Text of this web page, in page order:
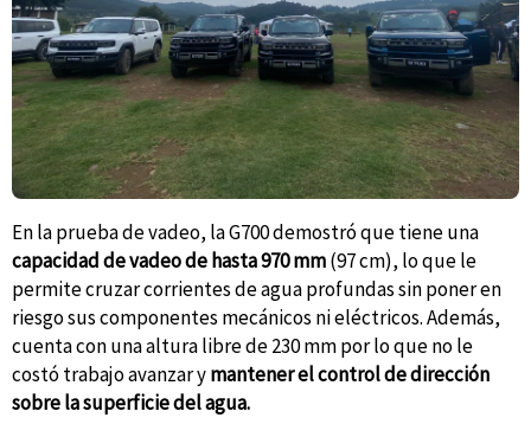
En la prueba de vadeo, la G700 demostró que tiene una
capacidad de vadeo dehasta 970 mm(97 cm), lo que le
permite cruzar corrientes de agua profundas sin poner en
riesgo sus componentes mecánicos ni eléctricos. Además,
cuenta con una altura libre de 230 mm por lo que no le
costó trabajo avanzar ymantener el control de dirección
sobre la superficie del agua.